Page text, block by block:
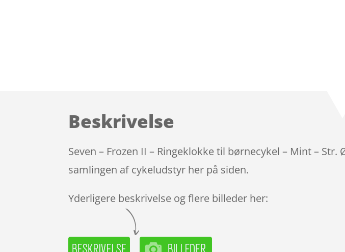
Beskrivelse
Seven – Frozen II – Ringeklokke til børnecykel – Mint –
samlingen af cykeludstyr her på siden.
Yderligere beskrivelse og flere billeder her: